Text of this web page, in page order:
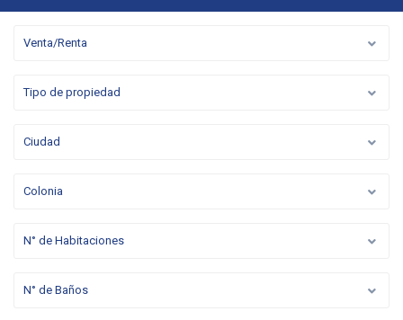
Venta/Renta
Tipo de propiedad
Ciudad
Colonia
N° de Habitaciones
N° de Baños